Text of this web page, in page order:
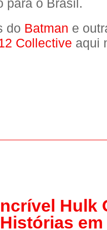
para o Brasil.
do Batman e
Collective aqui
Hulk
em